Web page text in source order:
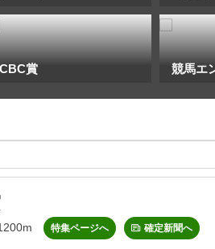
CBC賞 競馬エ
特集ページへ 確定新聞へ